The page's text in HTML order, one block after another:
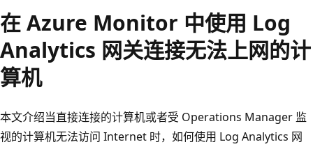
在 Azure Monitor 中使用 Log
Analytics 网关连接无法上网的计
算机
本文介绍当直接连接的计算机或者受 Operations Manager 监
视的计算机无法访问 Internet 时，如何使用 Log Analytics 网